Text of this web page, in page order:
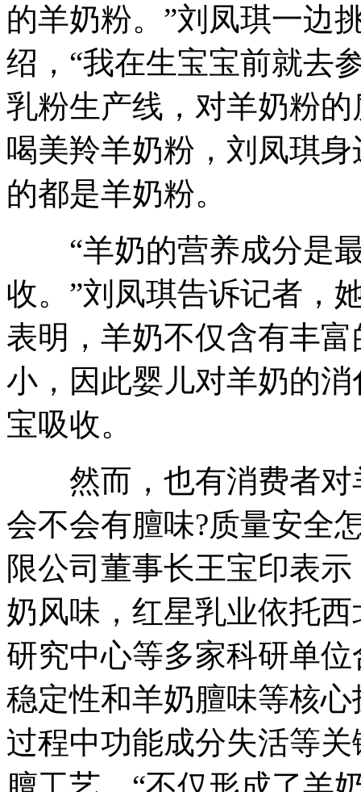
的羊奶粉。”刘凤琪一边
绍，“我在生宝宝前就去
乳粉生产线，对羊奶粉
喝美羚羊奶粉，刘凤琪
的都是羊奶粉。
“羊奶的营养成分是最
收。”刘凤琪告诉记者，
表明，羊奶不仅含有丰
小，因此婴儿对羊奶的
宝吸收。
然而，也有消费者对
会不会有膻味?质量安全
限公司董事长王宝印表
奶风味，红星乳业依托
研究中心等多家科研单
稳定性和羊奶膻味等核
过程中功能成分失活等